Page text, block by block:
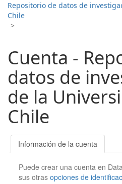
Repositorio de datos de
Chile
>
Cuenta -
datos de
de la
Chile
Información de la cuenta
Puede crear una cuenta en
sus otrasopciones de